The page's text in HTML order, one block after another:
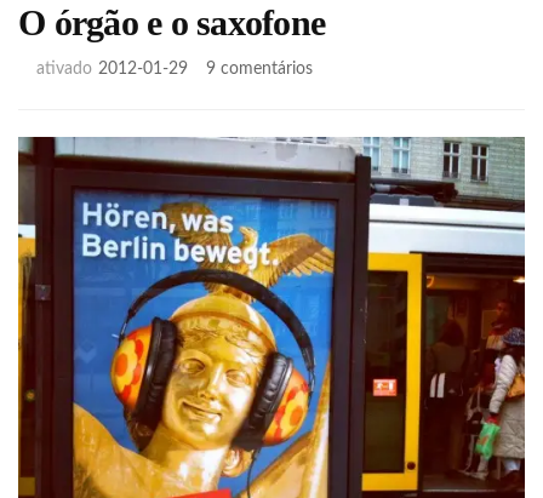
O órgão e o saxofone
ativado 2012-01-29 9 comentáriosem
e
o
saxofone